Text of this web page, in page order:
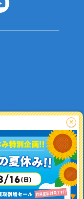
釣り情報を
×